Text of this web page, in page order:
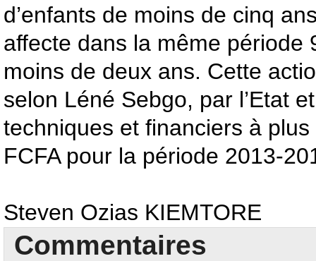
d’enfants de moins de cinq
affecte dans la même période
moins de deux ans. Cette
selon Léné Sebgo, par l’Etat
techniques et financiers à
FCFA pour la période 2013-
Steven Ozias KIEMTORE
Commentaires